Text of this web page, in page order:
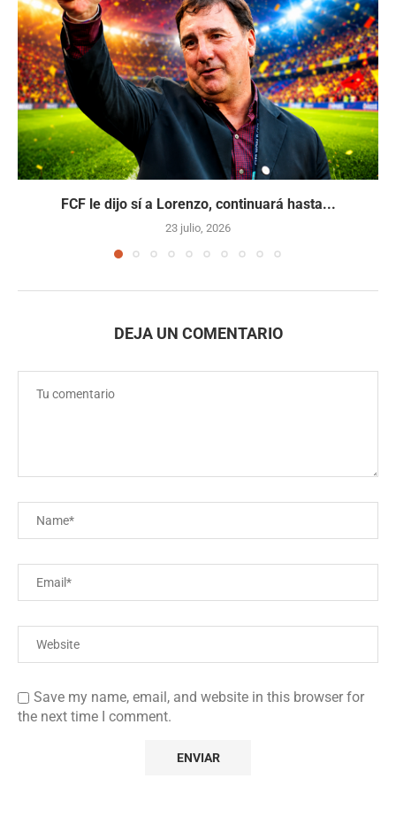
FCF le dijo sí a Lorenzo, continuará hasta...
23 julio, 2026
DEJA UN COMENTARIO
Save my name, email, and website in this browser for
the next time I comment.